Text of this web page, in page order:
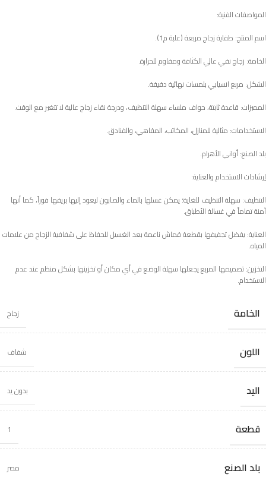
المواصفات الفنية:
اسم المنتج: طفاية زجاج مربعة (علبة م1).
الخامة: زجاج نقي عالي الكثافة ومقاوم للحرارة.
الشكل: مربع انسيابي بلمسات نهائية دقيقة.
المميزات: قاعدة ثابتة، حواف ملساء سهلة التنظيف، ودرجة نقاء زجاج عالية لا تتغير مع الوقت.
الاستخدامات: مثالية للمنازل، المكاتب، المقاهي، والفنادق.
بلد الصنع: أواني الأهرام.
إرشادات الاستخدام والعناية:
التنظيف: سهلة التنظيف للغاية؛ يمكن غسلها بالماء والصابون ليعود إليها بريقها فوراً، كما أنها
آمنة تماماً في غسالة الأطباق.
العناية: يفضل تجفيفها بقطعة قماش ناعمة بعد الغسيل للحفاظ على شفافية الزجاج من علامات
المياه.
التخزين: تصميمها المربع يجعلها سهلة الوضع في أي مكان أو تخزينها بشكل منظم عند عدم
الاستخدام.
الخامة زجاج
اللون شفاف
اليد بدون يد
قطعة 1
بلد الصنع مصر